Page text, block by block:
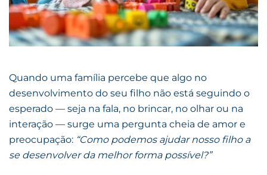
Quando uma família percebe que algo no
desenvolvimento do seu filho não está seguindo o
esperado — seja na fala, no brincar, no olhar ou na
interação — surge uma pergunta cheia de amor e
preocupação: “Como podemos ajudar nosso filho a
se desenvolver da melhor forma possível?”